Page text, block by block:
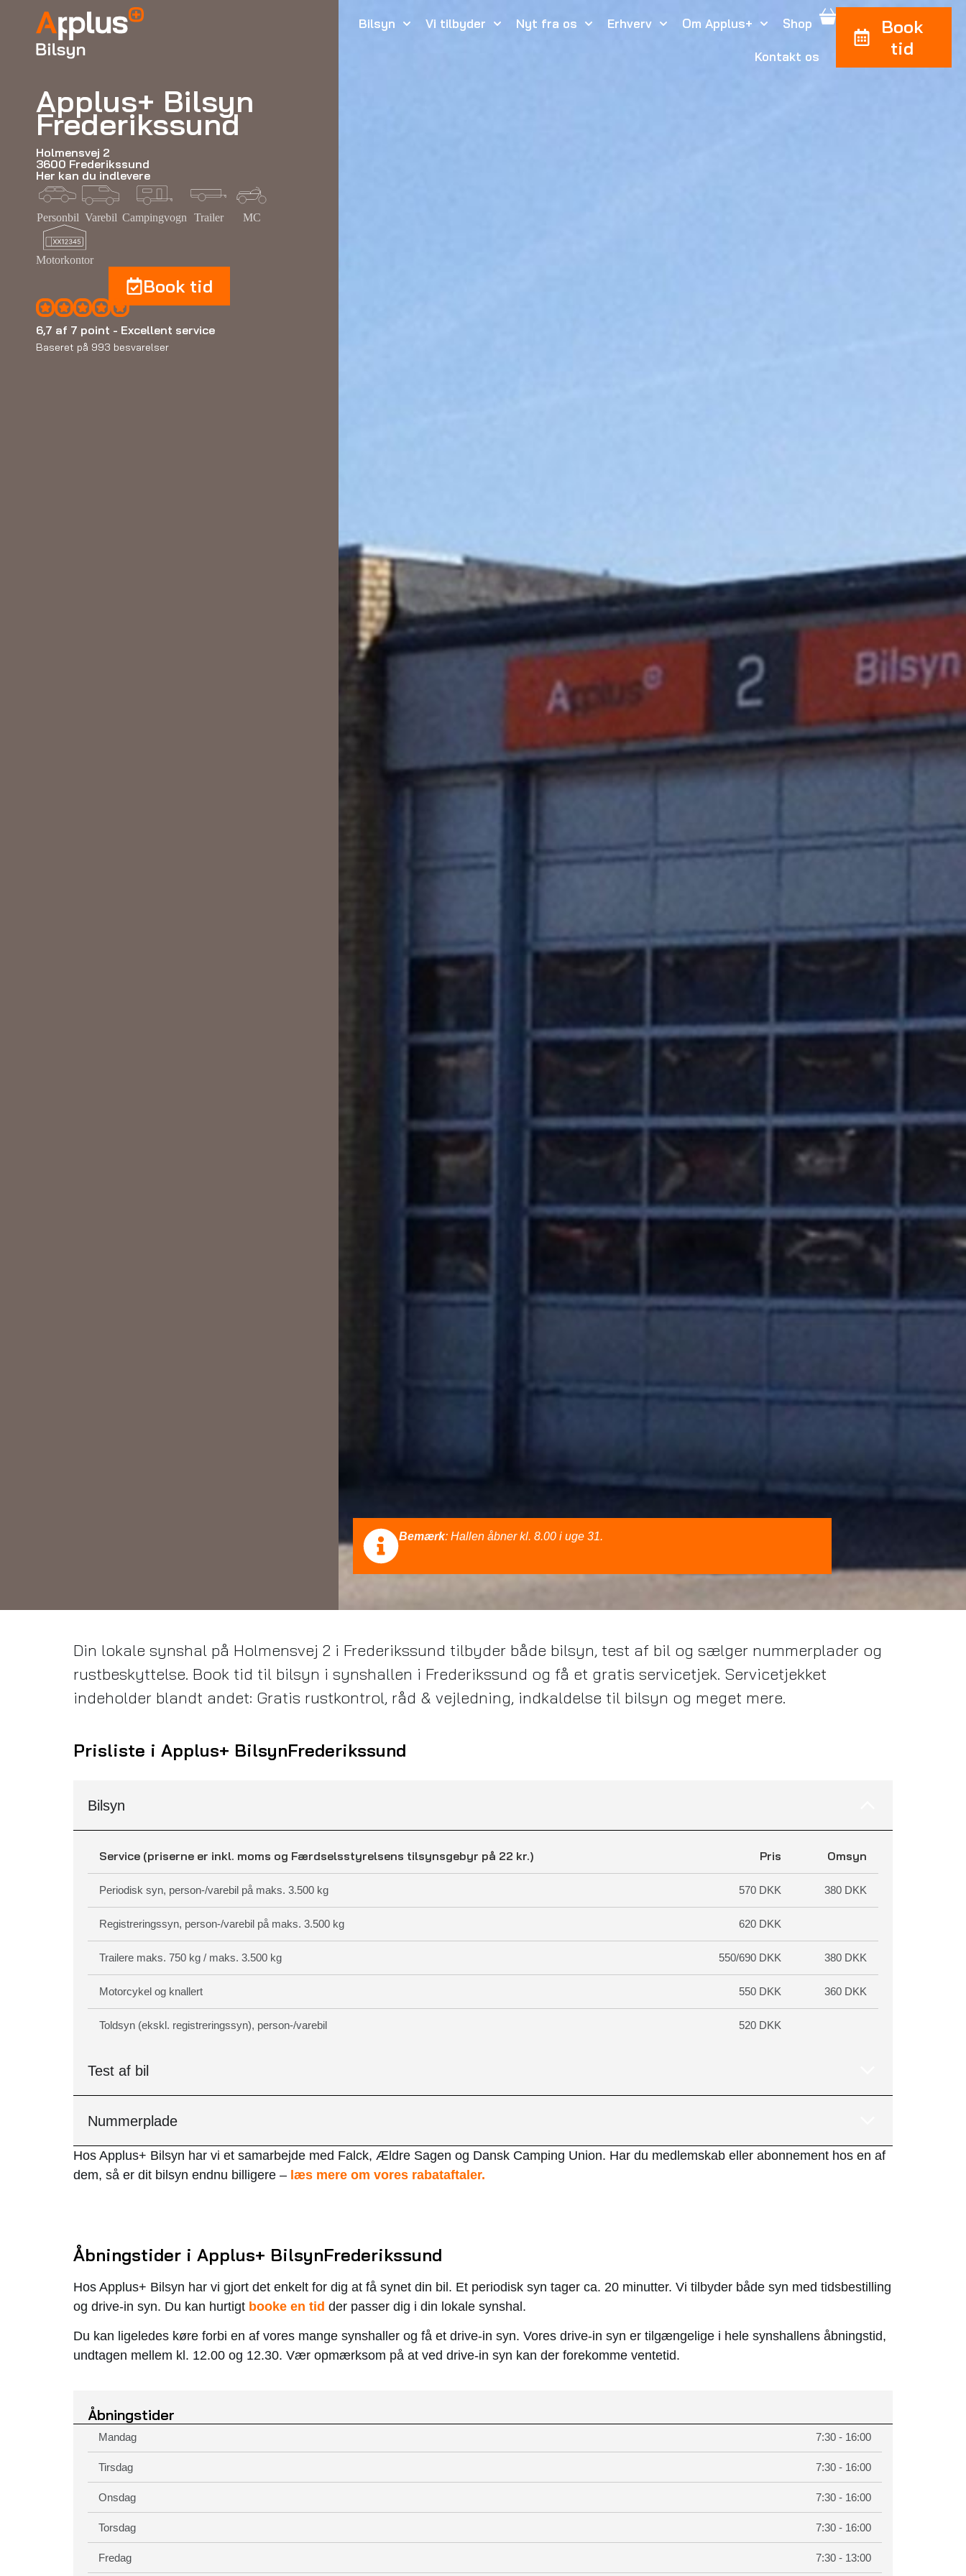
Bilsyn Vi tilbyder Nyt fra os Erhverv Om Applus+ Shop
Kontakt os
Book
tid
Applus+ Bilsyn
Frederikssund
Holmensvej 2
3600 Frederikssund
Her kan du indlevere
Personbil Varebil Campingvogn Trailer MC
Motorkontor
Book tid
6,7 af 7 point - Excellent service
Baseret på 993 besvarelser
Bemærk: Hallen åbner kl. 8.00 i uge 31.
Din lokale synshal på Holmensvej 2 i Frederikssund tilbyder både bilsyn, test af bil og sælger nummerplader og
rustbeskyttelse. Book tid til bilsyn i synshallen i Frederikssund og få et gratis servicetjek. Servicetjekket
indeholder blandt andet: Gratis rustkontrol, råd & vejledning, indkaldelse til bilsyn og meget mere.
Prisliste i Applus+ BilsynFrederikssund
Bilsyn
Service (priserne er inkl. moms og Færdselsstyrelsens tilsynsgebyr på 22 kr.) Pris Omsyn
Periodisk syn, person-/varebil på maks. 3.500 kg 570 DKK 380 DKK
Registreringssyn, person-/varebil på maks. 3.500 kg 620 DKK
Trailere maks. 750 kg / maks. 3.500 kg 550/690 DKK 380 DKK
Motorcykel og knallert 550 DKK 360 DKK
Toldsyn (ekskl. registreringssyn), person-/varebil 520 DKK
Test af bil
Nummerplade
Hos Applus+ Bilsyn har vi et samarbejde med Falck, Ældre Sagen og Dansk Camping Union. Har du medlemskab eller abonnement hos en af
dem, så er dit bilsyn endnu billigere – læs mere om vores rabataftaler.
Åbningstider i Applus+ BilsynFrederikssund
Hos Applus+ Bilsyn har vi gjort det enkelt for dig at få synet din bil. Et periodisk syn tager ca. 20 minutter. Vi tilbyder både syn med tidsbestilling
og drive-in syn. Du kan hurtigt booke en tid der passer dig i din lokale synshal.
Du kan ligeledes køre forbi en af vores mange synshaller og få et drive-in syn. Vores drive-in syn er tilgængelige i hele synshallens åbningstid,
undtagen mellem kl. 12.00 og 12.30. Vær opmærksom på at ved drive-in syn kan der forekomme ventetid.
Åbningstider
Mandag 7:30 - 16:00
Tirsdag 7:30 - 16:00
Onsdag 7:30 - 16:00
Torsdag 7:30 - 16:00
Fredag 7:30 - 13:00